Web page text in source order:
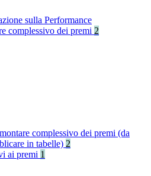
sulla Performance
complessivo dei premi 2
complessivo dei premi (da
in tabelle) 2
ai premi 1